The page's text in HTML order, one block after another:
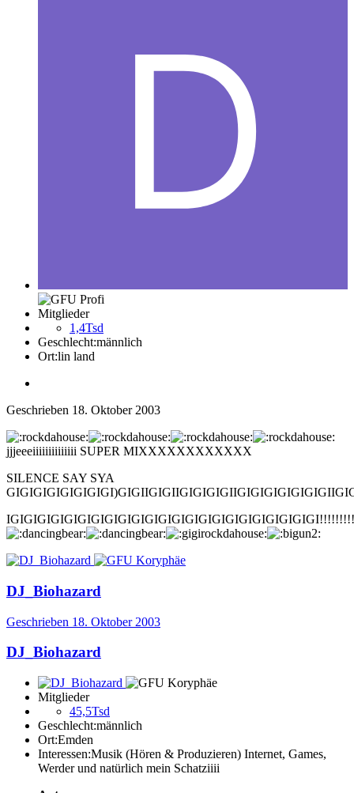
Mitglieder
1,4Tsd
Geschlecht:männlich
Ort:lin land
Geschrieben 18. Oktober 2003
jjjeeeiiiiiiiiiiiiii SUPER MIXXXXXXXXXXXX
SILENCE SAY SYA
DJ_Biohazard
Geschrieben 18. Oktober 2003
DJ_Biohazard
Mitglieder
45,5Tsd
Geschlecht:männlich
Ort:Emden
Interessen:Musik (Hören & Produzieren) Internet, Games,
Werder und natürlich mein Schatziiii